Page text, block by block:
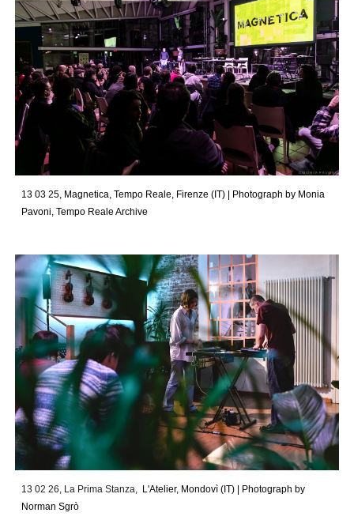
13 03 25, Magnetica, Tempo Reale, Firenze (IT)
Photograph by Monia
Pavoni, Tempo Reale Archive
13 02 26, La Prima Stanza, L'Atelier, Mondovì (IT) | Photograph by
Norman Sgrò